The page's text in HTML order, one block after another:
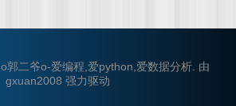
o郭二爷o-爱编程,爱python,爱数据分析 由
gxuan2008 强力驱动